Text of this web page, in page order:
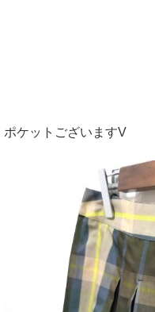
ポケットございますV